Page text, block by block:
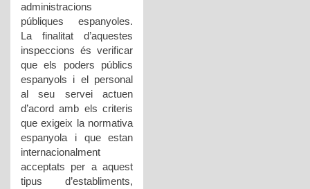
administracions
públiques espanyoles.
La finalitat d’aquestes
inspeccions és verificar
que els poders públics
espanyols i el personal
al seu servei actuen
d’acord amb els criteris
que exigeix la normativa
espanyola i que estan
internacionalment
acceptats per a aquest
tipus d’establiments,